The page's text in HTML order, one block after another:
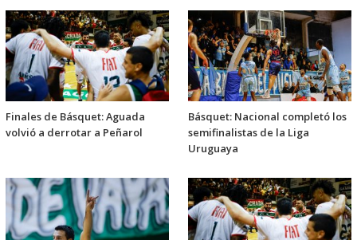
Finales de Básquet: Aguada
volvió a derrotar a Peñarol
Básquet: Nacional completó los
semifinalistas de la Liga
Uruguaya